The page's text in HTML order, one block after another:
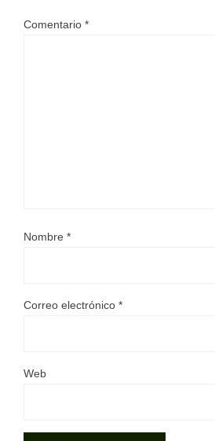
Comentario *
Nombre *
Correo electrónico *
Web